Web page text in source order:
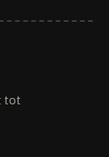
tot